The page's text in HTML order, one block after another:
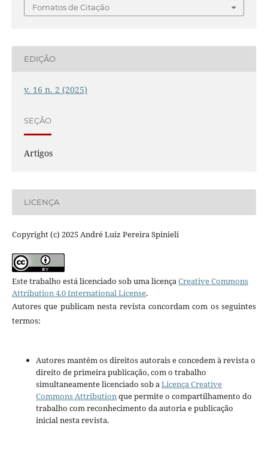
Fomatos de Citação
EDIÇÃO
v. 16 n. 2 (2025)
SEÇÃO
Artigos
LICENÇA
Copyright (c) 2025 André Luiz Pereira Spinieli
Este trabalho está licenciado sob uma licençaCreative Commons
Attribution 4.0 International License.
Autores que publicam nesta revista concordam com os seguintes
termos:
Autores mantém os direitos autorais e concedem à revista o
direito de primeira publicação, com o trabalho
simultaneamente licenciado sob aLicença Creative
Commons Attributionque permite o compartilhamento do
trabalho com reconhecimento da autoria e publicação
inicial nesta revista.